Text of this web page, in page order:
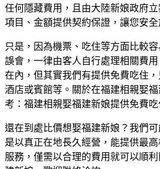
任何隱藏費用，且由大陸新娘政府
項目、金額提供契約保證，讓您安全
只是，因為機票、吃住等方面比較
誤會，一律由客人自行處理相關費
在內，但其實我們有提供免費吃住
酒店或賓館等。關於在福建相親娶
考：福建相親娶福建新娘提供免費吃
還在到處比價想娶福建新娘？我們
是以真正在地長久經營，能提供最
服務，僅需以合理的費用就可以順